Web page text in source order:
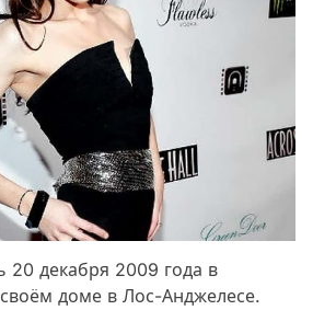
20 декабря 2009 года в
доме в Лос-Анджелесе.